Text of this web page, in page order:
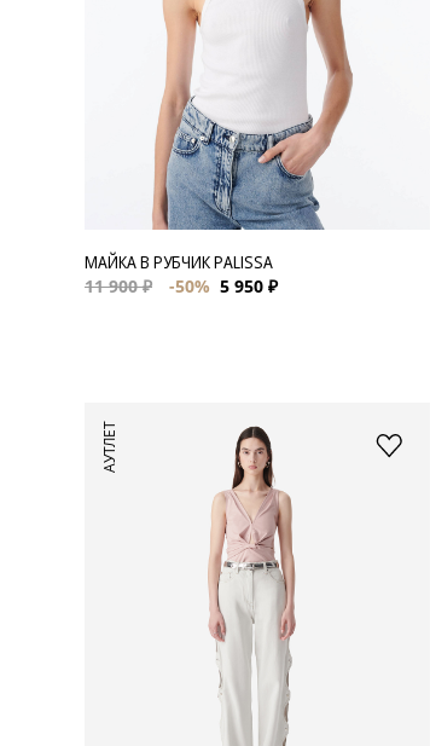
МАЙКА В РУБЧИК PALISSA
11 900 ₽
-50% 5 950 ₽
АУТЛЕТ